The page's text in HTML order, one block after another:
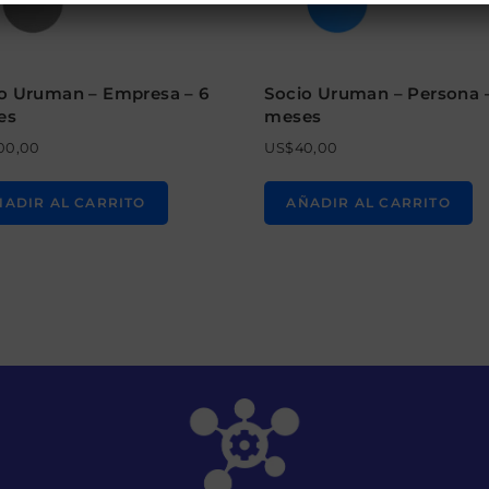
Uruman – Empresa – 6
AL CARRITO
Socio Uruman – Persona
meses
US$ 40,00
AÑADIR AL CARRITO